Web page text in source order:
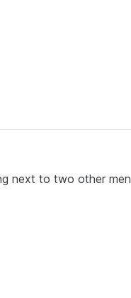
next to two other men